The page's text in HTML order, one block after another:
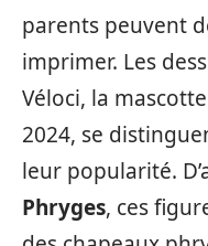
parents peuvent
imprimer. Les
Véloci, la
2024, se
leur popularité.
Phryges, ces